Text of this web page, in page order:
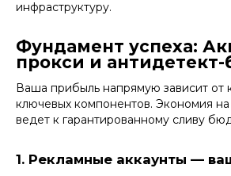
инфраструктуру.
Фундамент успеха:
прокси и антидетект-
Ваша прибыль напрямую зависит от
ключевых компонентов. Экономия
ведет к гарантированному сливу
1. Рекламные аккаунты —